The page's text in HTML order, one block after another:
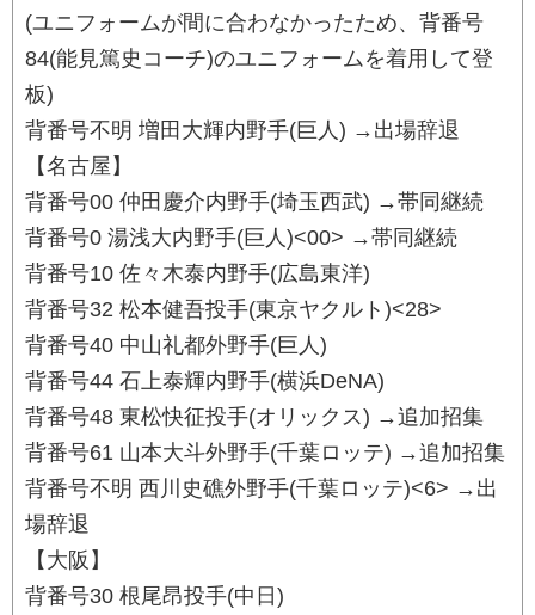
(ユニフォームが間に合わなかったため、背番号
84(能見篤史コーチ)のユニフォームを着用して登
板)
背番号不明 増田大輝内野手(巨人) →出場辞退
【名古屋】
背番号00 仲田慶介内野手(埼玉西武) →帯同継続
背番号0 湯浅大内野手(巨人)<00> →帯同継続
背番号10 佐々木泰内野手(広島東洋)
背番号32 松本健吾投手(東京ヤクルト)<28>
背番号40 中山礼都外野手(巨人)
背番号44 石上泰輝内野手(横浜DeNA)
背番号48 東松快征投手(オリックス) →追加招集
背番号61 山本大斗外野手(千葉ロッテ) →追加招集
背番号不明 西川史礁外野手(千葉ロッテ)<6> →出
場辞退
【大阪】
背番号30 根尾昂投手(中日)